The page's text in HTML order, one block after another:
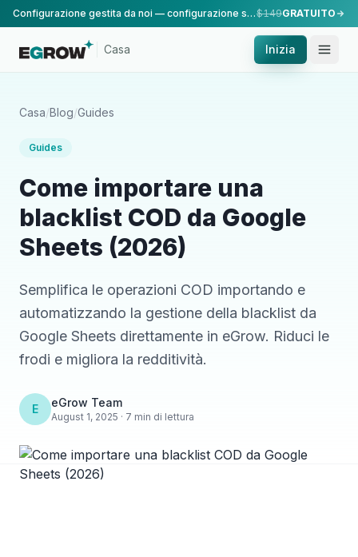
Configurazione gestita da noi — configurazione standard, eseguita dal nostro team.$149GRATUITO
Casa Inizia
Casa/Blog/Guides
Guides
Come importare una
blacklist COD da Google
Sheets (2026)
Semplifica le operazioni COD importando e
automatizzando la gestione della blacklist da
Google Sheets direttamente in eGrow. Riduci le
frodi e migliora la redditività.
E eGrow Team
August 1, 2025 · 7 min di lettura